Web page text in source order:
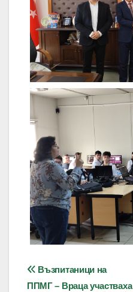
Навигация
Възпитаници на
ППМГ – Враца участваха